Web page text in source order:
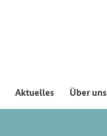
Aktuelles Über uns